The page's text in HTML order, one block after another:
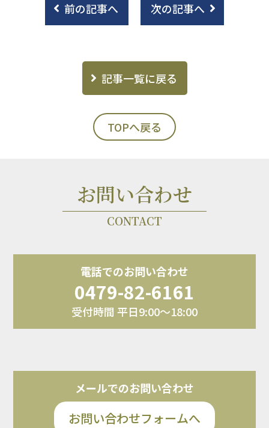
前の記事へ 次の記事へ
記事一覧に戻る
TOPへ戻る
お問い合わせ
CONTACT
電話でのお問い合わせ
0479-82-6161
受付時間 平日9:00～18:00
メールでのお問い合わせ
お問い合わせフォームへ